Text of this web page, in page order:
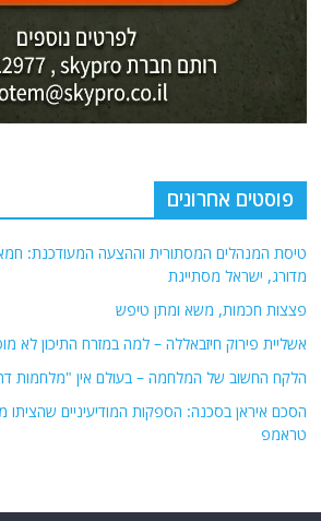
פוסטים אחרונים
טיסת המנהלים המסתורית וההצעה המעודכנת:
מדורג, ישראל מסתייגת
פצצות חכמות, משא ומתן טיפש
אשליית פירוק חיזבאללה – למה במזרח התיכון לא
הלקח החשוב של המלחמה – בעולם אין "מלחמות
הסכם איראן בסכנה: הספקות המודיעיניים
טראמפ